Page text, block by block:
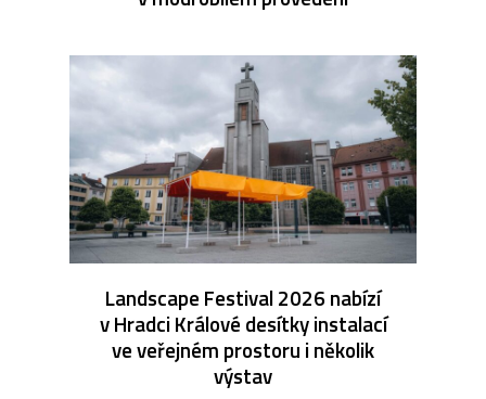
Landscape Festival 2026 nabízí
v Hradci Králové desítky instalací
ve veřejném prostoru i několik
výstav